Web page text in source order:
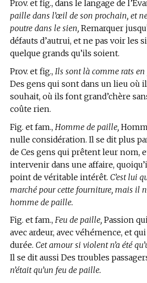
Prov. et fig., dans le langage de
paille dans l’œil de son prochain, et
poutre dans le sien, Remarquer
défauts d’autrui, et ne pas voir les
quelque grands qu’ils soient.
Prov. et fig., Ils sont là comme rats
Des gens qui sont dans un lieu où
souhait, où ils font grand’chère
coûte rien.
Fig. et fam., Homme de paille,
nulle considération. Il se dit plus
de Ces gens qui prêtent leur nom,
intervenir dans une affaire,
point de véritable intérêt. C’est lui
marché pour cette fourniture, mais il
homme de paille.
Fig. et fam., Feu de paille, Passion
avec ardeur, avec véhémence, et
durée. Cet amour si violent n’a été
Il se dit aussi Des troubles
n’était qu’un feu de paille.